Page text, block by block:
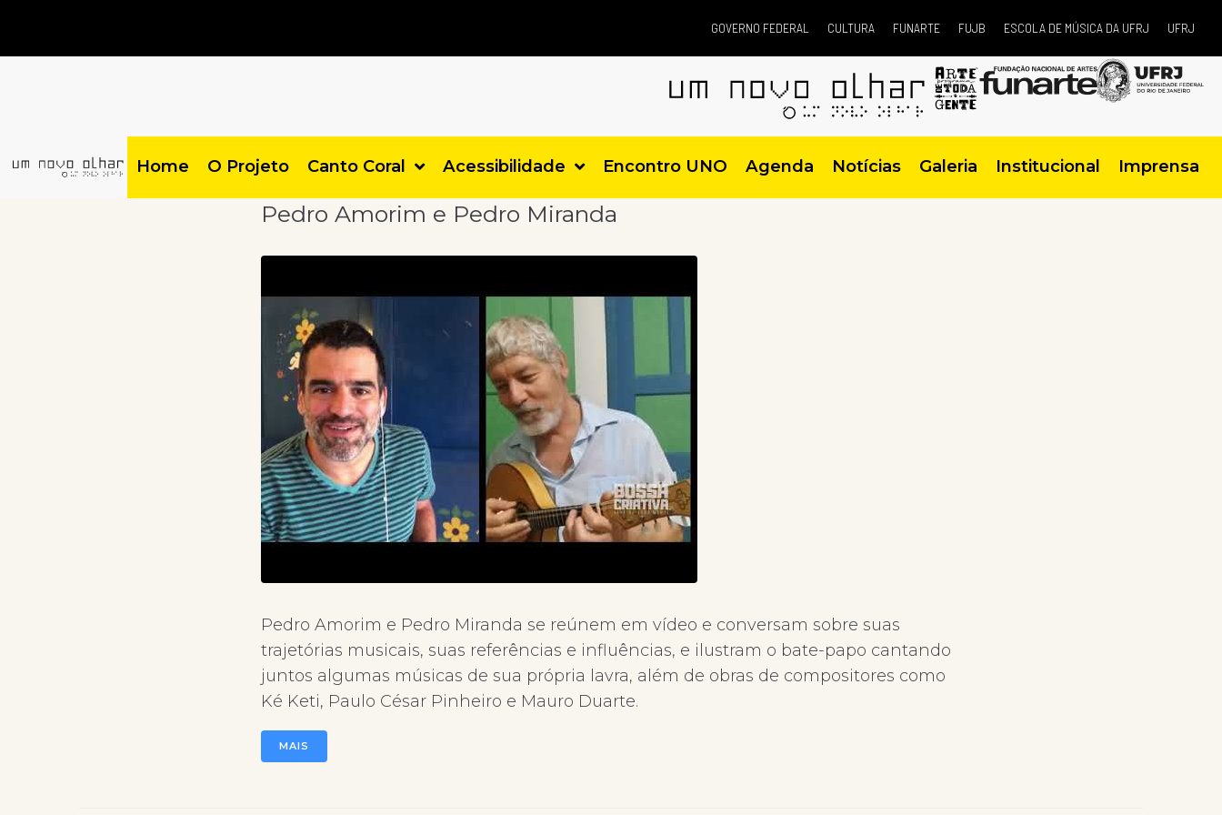
GOVERNO FEDERAL CULTURA FUNARTE FUJB ESCOLA DE MÚSICA DA UFRJ UFRJ
Home O Projeto Canto Coral Acessibilidade Encontro UNO Agenda Notícias Galeria Institucional Imprensa
Pedro Amorim e Pedro Miranda
Pedro Amorim e Pedro Miranda se reúnem em vídeo e conversam sobre suas
trajetórias musicais, suas referências e influências, e ilustram o bate-papo cantando
juntos algumas músicas de sua própria lavra, além de obras de compositores como
Ké Keti, Paulo César Pinheiro e Mauro Duarte.
MAIS